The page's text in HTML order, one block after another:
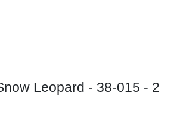
Leopard - 38-015 - 2